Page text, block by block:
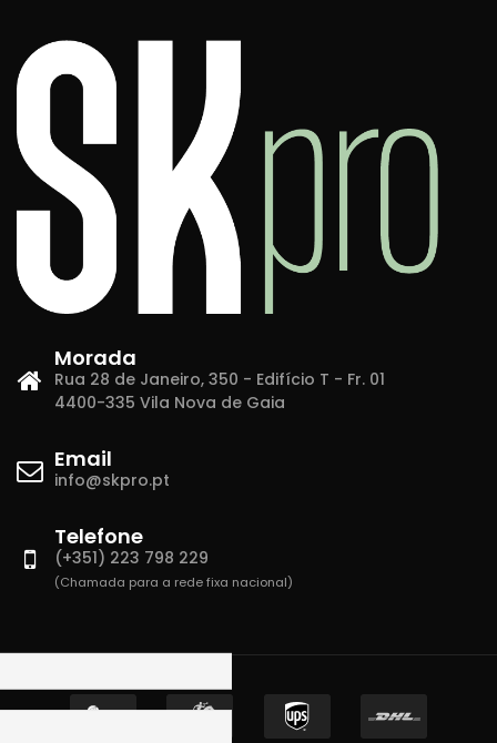
Morada
Rua 28 de Janeiro, 350 - Edifício T - Fr. 01
4400-335 Vila Nova de Gaia
Email
info@skpro.pt
Telefone
(+351) 223 798 229
(Chamada para a rede fixa nacional)